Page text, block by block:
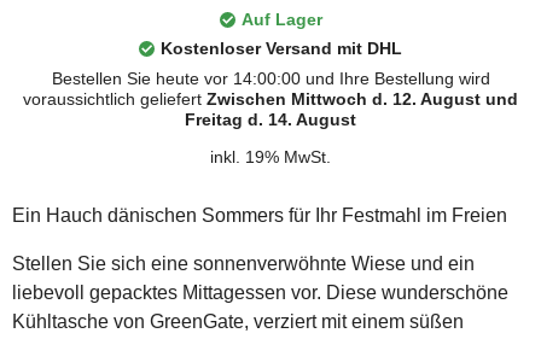
Auf Lager
Kostenloser Versand mit DHL
Bestellen Sie heute vor 14:00:00 und Ihre Bestellung wird
voraussichtlich geliefert Zwischen Mittwoch d. 12. August und
Freitag d. 14. August
inkl. 19% MwSt.
Ein Hauch dänischen Sommers für Ihr Festmahl im Freien
Stellen Sie sich eine sonnenverwöhnte Wiese und ein
liebevoll gepacktes Mittagessen vor. Diese wunderschöne
Kühltasche von GreenGate, verziert mit einem süßen